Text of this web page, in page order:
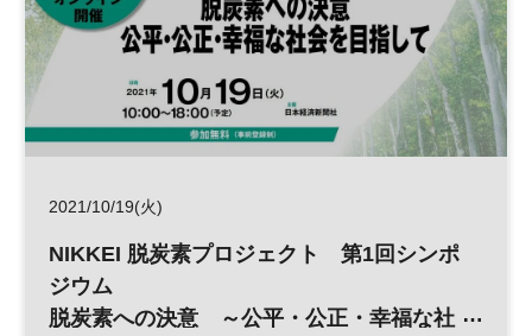
2021/10/19(火)
NIKKEI 脱炭素プロジェクト 第1回シンポ
ジウム
脱炭素への決意 ～公平・公正・幸福な社